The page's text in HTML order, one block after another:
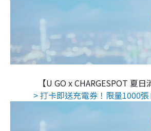
【U GO x CHARGESPOT 夏日
> 打卡即送充電券！限量1000